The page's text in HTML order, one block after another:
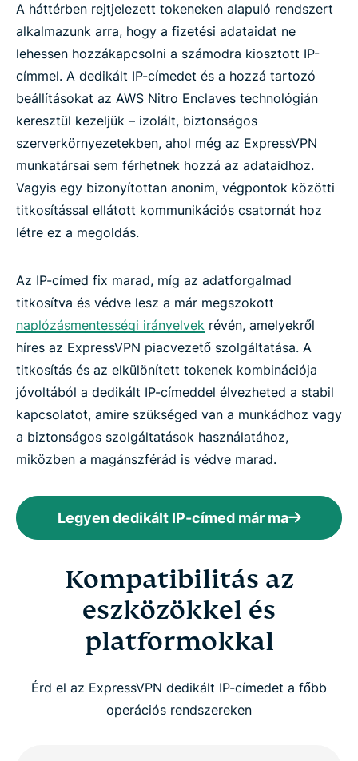
A háttérben rejtjelezett tokeneken alapuló rendszert
alkalmazunk arra, hogy a fizetési adataidat ne
lehessen hozzákapcsolni a számodra kiosztott IP-
címmel. A dedikált IP-címedet és a hozzá tartozó
beállításokat az AWS Nitro Enclaves technológián
keresztül kezeljük – izolált, biztonságos
szerverkörnyezetekben, ahol még az ExpressVPN
munkatársai sem férhetnek hozzá az adataidhoz.
Vagyis egy bizonyítottan anonim, végpontok közötti
titkosítással ellátott kommunikációs csatornát hoz
létre ez a megoldás.
Az IP-címed fix marad, míg az adatforgalmad
titkosítva és védve lesz a már megszokott
naplózásmentességi irányelvek révén, amelyekről
híres az ExpressVPN piacvezető szolgáltatása. A
titkosítás és az elkülönített tokenek kombinációja
jóvoltából a dedikált IP-címeddel élvezheted a stabil
kapcsolatot, amire szükséged van a munkádhoz vagy
a biztonságos szolgáltatások használatához,
miközben a magánszférád is védve marad.
Legyen dedikált IP-címed már ma
Kompatibilitás az
eszközökkel és
platformokkal
Érd el az ExpressVPN dedikált IP-címedet a főbb
operációs rendszereken